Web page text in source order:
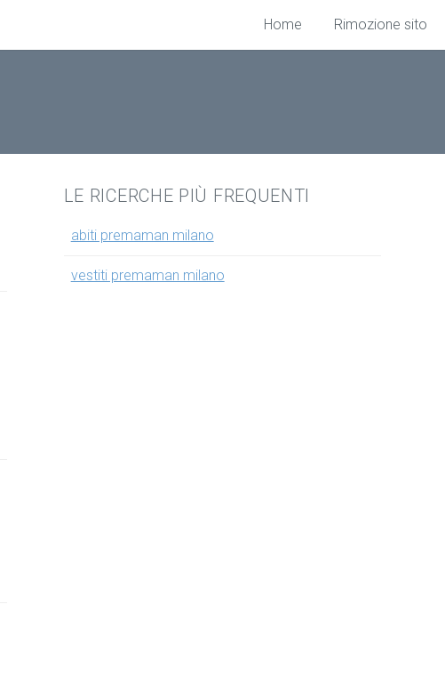
LE RICERCHE PIÙ FREQUENTI
abiti premaman milano
vestiti premaman milano
Home Rimozione sito